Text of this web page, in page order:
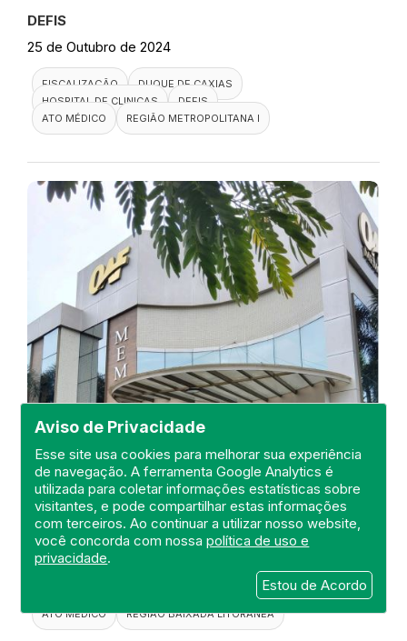
Aviso de Privacidade
Esse site usa cookies para melhorar sua experiência
de navegação. A ferramenta Google Analytics é
utilizada para coletar informações estatísticas sobre
visitantes, e pode compartilhar estas informações
com terceiros. Ao continuar a utilizar nosso website,
você concorda com nossapolítica de uso e
privacidade.
Estou de Acordo
DEFIS
25 de Outubro de 2024
FISCALIZAÇÃO
DUQUE DE CAXIAS
HOSPITAL DE CLINICAS
DEFIS
ATO MÉDICO
REGIÃO METROPOLITANA I
Visita ao Memorial Oaf Araruama
LTDA
DEFIS
24 de Outubro de 2024
ATO MÉDICO
REGIÃO BAIXADA LITORANEA